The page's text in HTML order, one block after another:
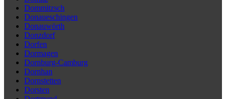
Dommitzsch
Donaueschingen
Donauwörth
Donzdorf
Dorfen
Dormagen
Dornburg-Camburg
Dornhan
Dornstetten
Dorsten